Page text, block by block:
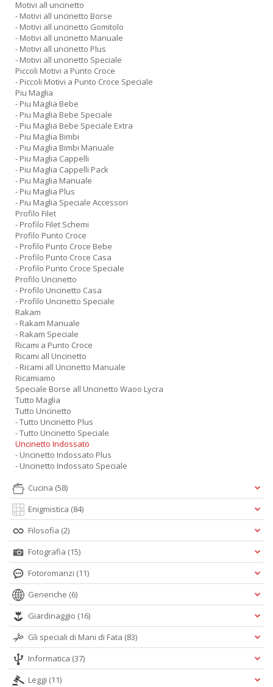
Motivi all uncinetto
- Motivi all uncinetto Borse
- Motivi all uncinetto Gomitolo
- Motivi all uncinetto Manuale
- Motivi all uncinetto Plus
- Motivi all uncinetto Speciale
Piccoli Motivi a Punto Croce
- Piccoli Motivi a Punto Croce Speciale
Piu Maglia
- Piu Maglia Bebe
- Piu Maglia Bebe Speciale
- Piu Maglia Bebe Speciale Extra
- Piu Maglia Bimbi
- Piu Maglia Bimbi Manuale
- Piu Maglia Cappelli
- Piu Maglia Cappelli Pack
- Piu Maglia Manuale
- Piu Maglia Plus
- Piu Maglia Speciale Accessori
Profilo Filet
- Profilo Filet Schemi
Profilo Punto Croce
- Profilo Punto Croce Bebe
- Profilo Punto Croce Casa
- Profilo Punto Croce Speciale
Profilo Uncinetto
- Profilo Uncinetto Casa
- Profilo Uncinetto Speciale
Rakam
- Rakam Manuale
- Rakam Speciale
Ricami a Punto Croce
Ricami all Uncinetto
- Ricami all Uncinetto Manuale
Ricamiamo
Speciale Borse all Uncinetto Waoo Lycra
Tutto Maglia
Tutto Uncinetto
- Tutto Uncinetto Plus
- Tutto Uncinetto Speciale
Uncinetto Indossato
- Uncinetto Indossato Plus
- Uncinetto Indossato Speciale
Cucina (58)
Enigmistica (84)
Filosofia (2)
Fotografia (15)
Fotoromanzi (11)
Generiche (6)
Giardinaggio (16)
Gli speciali di Mani di Fata (83)
Informatica (37)
Leggi (11)